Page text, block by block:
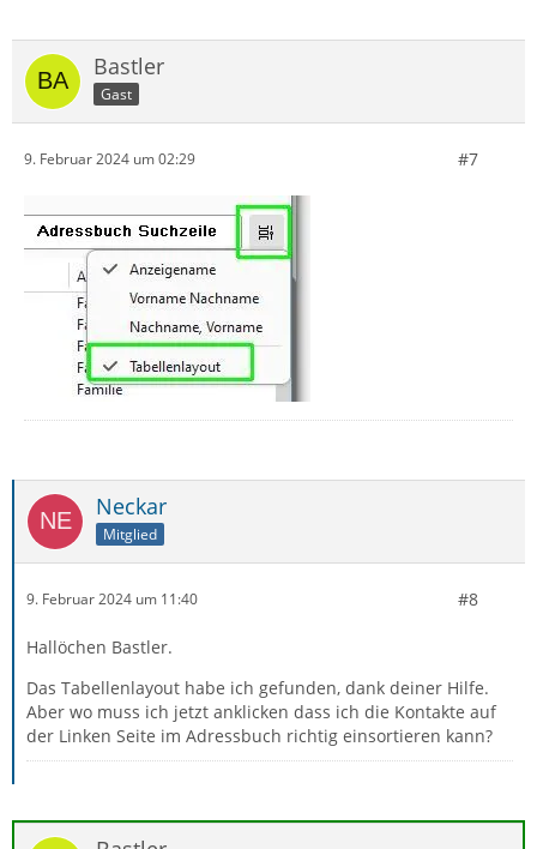
Bastler
Gast
9. Februar 2024 um 02:29 #7
Neckar
Mitglied
9. Februar 2024 um 11:40 #8
Hallöchen Bastler.
Das Tabellenlayout habe ich gefunden, dank deiner Hilfe.
Aber wo muss ich jetzt anklicken dass ich die Kontakte auf
der Linken Seite im Adressbuch richtig einsortieren kann?